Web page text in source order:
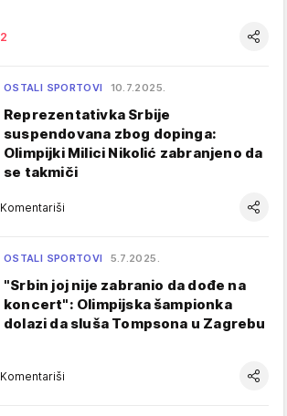
2
OSTALI SPORTOVI 10.7.2025.
Reprezentativka Srbije
suspendovana zbog dopinga:
Olimpijki Milici Nikolić zabranjeno da
se takmiči
Komentariši
OSTALI SPORTOVI 5.7.2025.
"Srbin joj nije zabranio da dođe na
koncert": Olimpijska šampionka
dolazi da sluša Tompsona u Zagrebu
Komentariši